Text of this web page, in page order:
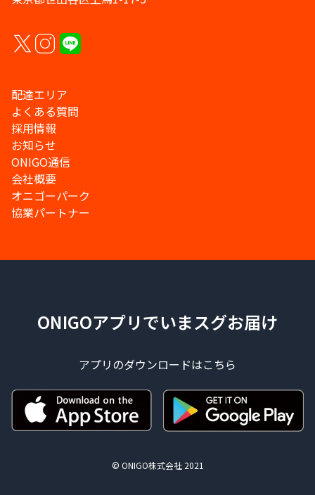
配達エリア
よくある質問
採用情報
お知らせ
ONIGO通信
会社概要
オニゴーパーク
協業パートナー
ONIGOアプリでいまスグお届け
アプリのダウンロードはこちら
© ONIGO株式会社 2021